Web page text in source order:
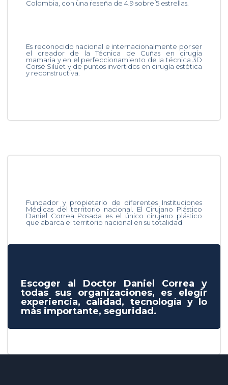
Colombia, con una reseña de 4.9 sobre 5 estrellas.
Es reconocido nacional e internacionalmente por ser
el creador de la Técnica de Cuñas en cirugía
mamaria y en el perfeccionamiento de la técnica 3D
Corsé Siluet y de puntos invertidos en cirugía estética
y reconstructiva.
Fundador y propietario de diferentes Instituciones
Médicas del territorio nacional. El Cirujano Plástico
Daniel Correa Posada es el único cirujano plástico
que abarca el territorio nacional en su totalidad
Escoger al Doctor Daniel Correa y
todas sus organizaciones, es elegir
experiencia, calidad, tecnología y lo
más importante, seguridad.